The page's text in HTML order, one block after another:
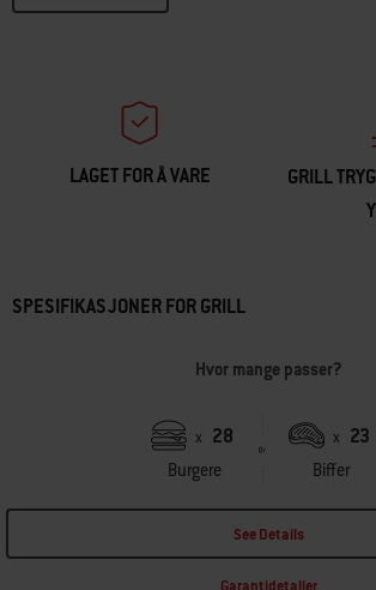
LAGET FOR Å VARE
GRILL
SPESIFIKASJONER FOR GRILL
Hvor mange passer?
x 28
Burgere
x 23
Biffer
See Details